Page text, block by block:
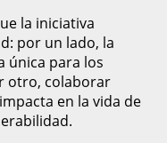
la iniciativa
por un lado, la
única para los
otro, colaborar
en la vida de